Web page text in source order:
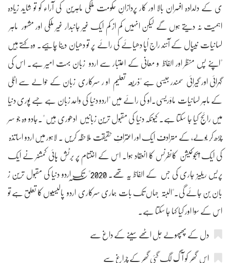
ی کے دلدادہ افسران بالا اور کار پردازانِ حکومت ملکی ماہرین کی آراء کو تو شاید زیادہ
اہمیت نہ دیتے ہوں گے لیکن انہیں کم از کم ایک غیر جانبدار غیر ملکی اور مشہور ماہر
لسانیات نیپال کے آنند راج اُپا دھیائے کی رائے پر تو دھیان دینا چاہیے۔ وہ کہتے ہیں
"اپنے پس منظر اور الفاظ و معانی کے اعتبار سے اردو زبان بہت امیر ہے۔ اس کی
گہرائی اور گیرائی سمندر جیسی ہے "ذریعہ تعلیم او ر سرکاری زبان کے حوالے سے اٹلی
کے ماہر لسانیات ماؤریسی۔او کی رائے میں "اردو دنیا کی واحد زبان ہے جسے پوری دنیا
میں رائج کیا جا سکتا ہے۔ کیونکہ دنیا کی مقبول ترین زبانیں ادھوری ہیں "۔جادو وہ جو سر
چڑھ کر بولے، کے مترادف ایک اور اعترافِ حقیقت ملاحظہ کریں ۔ لاہور میں اردو اساتذہ
کی ایک ایجوکیشن کانفرنس کا انعقاد ہوا۔ اس کے اختتام پر برٹش ہائی کمشنر نے ایک
پریس ریلیز جاری کی جس کے الفاظ یہ تھے۔ 2020"؁تک اردو دنیا کی مقبول ترین ز
بان بن جائے گی۔"البتہ جہاں تک بات ہماری سرکاری اردو پالیسیوں کا تعلق ہے تو
اس کے سوا اور کیا کہا جا سکتا ہے۔
دل کے پھپھولے جل اٹھے سینے کے داغ سے
اس گھر کو آگ لگ گئی گھر کے چراغ سے